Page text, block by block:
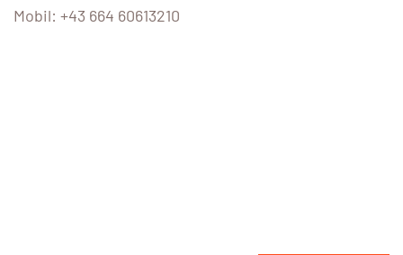
Mobil: +43 664 60613210